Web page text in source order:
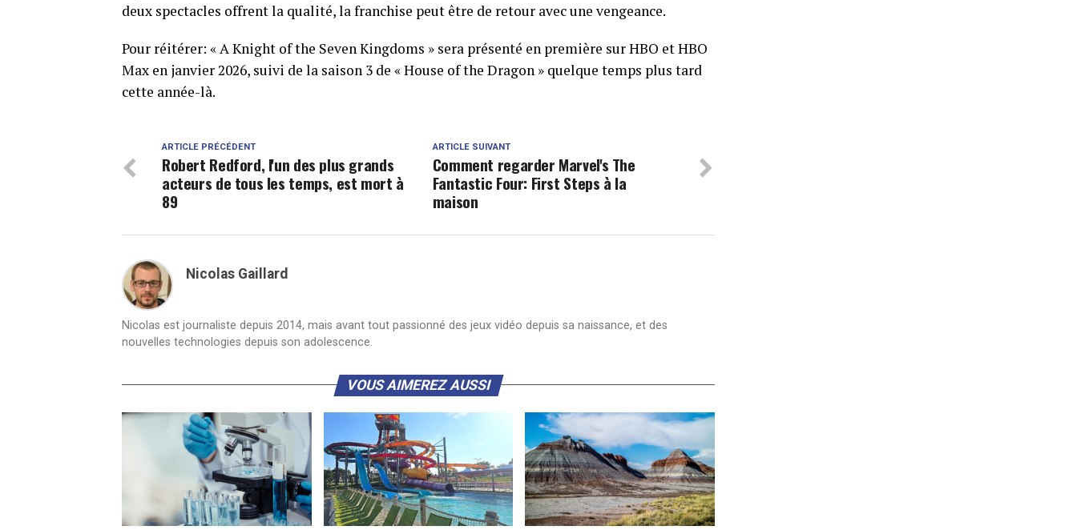
deux spectacles offrent la qualité, la franchise peut être de retour avec une vengeance.
Pour réitérer: « A Knight of the Seven Kingdoms » sera présenté en première sur HBO et HBO
Max en janvier 2026, suivi de la saison 3 de « House of the Dragon » quelque temps plus tard
cette année-là.
ARTICLE SUIVANT
Comment regarder Marvel's The
Fantastic Four: First Steps à la
maison
ARTICLE PRÉCÉDENT
Robert Redford, l'un des plus grands
acteurs de tous les temps, est mort à
89
Nicolas Gaillard
Nicolas est journaliste depuis 2014, mais avant tout passionné des jeux vidéo depuis sa naissance, et des
nouvelles technologies depuis son adolescence.
VOUS AIMEREZ AUSSI